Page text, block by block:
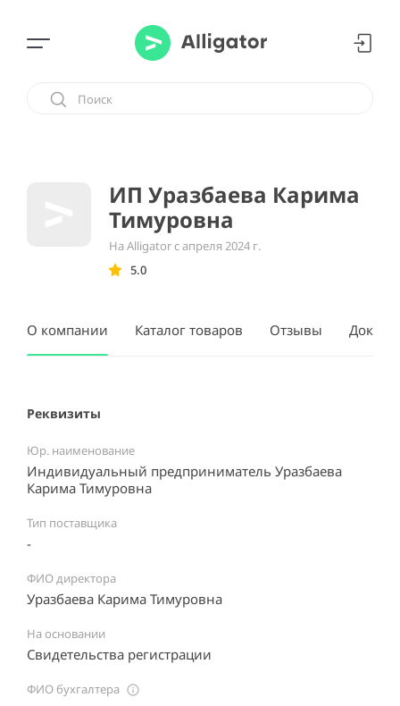
ИП Уразбаева Карима
Тимуровна
На Alligator с апреля 2024 г.
5.0
О компании Каталог товаров Отзывы
Реквизиты
Юр. наименование
Индивидуальный предприниматель Уразбаева
Карима Тимуровна
Тип поставщика
-
ФИО директора
Уразбаева Карима Тимуровна
На основании
Свидетельства регистрации
ФИО бухгалтера